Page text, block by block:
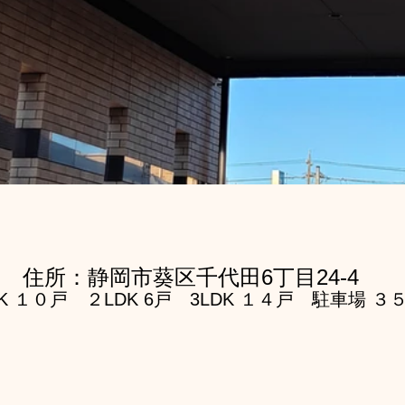
住所：静岡市葵区千代田6丁目24-4
１０戸　２LDK 6戸　3LDK １４戸　駐車場 ３